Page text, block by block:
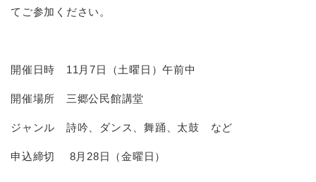
てご参加ください。
開催日時 11月7日（土曜日）午前中
開催場所 三郷公民館講堂
ジャンル 詩吟、ダンス、舞踊、太鼓 など
申込締切 8月28日（金曜日）